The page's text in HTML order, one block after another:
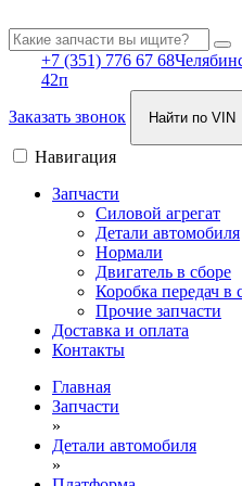
+7 (351) 776 67 68
42п
Заказать звонок
Найти по VIN
Навигация
Запчасти
Силовой агрегат
Детали автомобиля
Нормали
Двигатель в сборе
Коробка передач в
Прочие запчасти
Доставка и оплата
Контакты
Главная
Запчасти
»
Детали автомобиля
»